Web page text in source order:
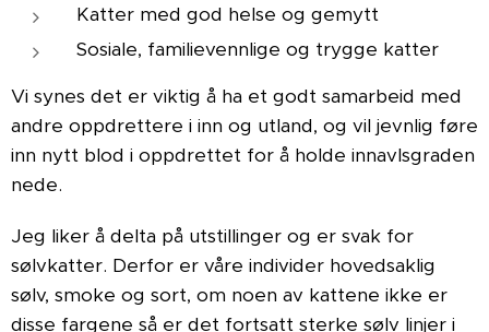
Katter med god helse og gemytt
Sosiale, familievennlige og trygge katter
Vi synes det er viktig å ha et godt samarbeid med
andre oppdrettere i inn og utland, og vil jevnlig føre
inn nytt blod i oppdrettet for å holde innavlsgraden
nede.
Jeg liker å delta på utstillinger og er svak for
sølvkatter. Derfor er våre individer hovedsaklig
sølv, smoke og sort, om noen av kattene ikke er
disse fargene så er det fortsatt sterke sølv linjer i